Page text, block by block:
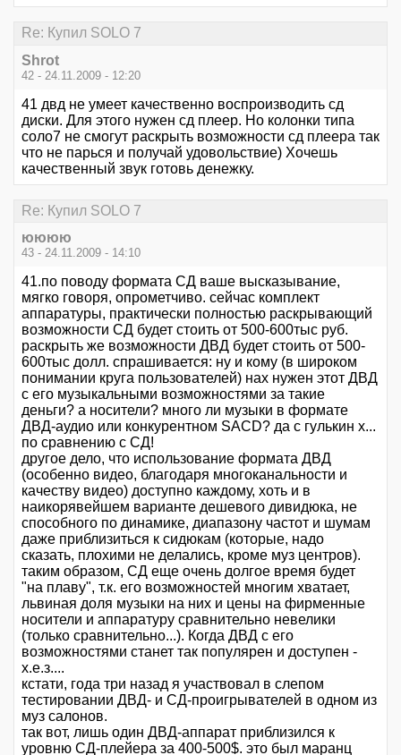
Re: Купил SOLO 7
Shrot
42 - 24.11.2009 - 12:20
41 двд не умеет качественно воспроизводить сд
диски. Для этого нужен сд плеер. Но колонки типа
соло7 не смогут раскрыть возможности сд плеера так
что не парься и получай удовольствие) Хочешь
качественный звук готовь денежку.
Re: Купил SOLO 7
юююю
43 - 24.11.2009 - 14:10
41.по поводу формата СД ваше высказывание,
мягко говоря, опрометчиво. сейчас комплект
аппаратуры, практически полностью раскрывающий
возможности СД будет стоить от 500-600тыс руб.
раскрыть же возможности ДВД будет стоить от 500-
600тыс долл. спрашивается: ну и кому (в широком
понимании круга пользователей) нах нужен этот ДВД
с его музыкальными возможностями за такие
деньги? а носители? много ли музыки в формате
ДВД-аудио или конкурентном SACD? да с гулькин х...
по сравнению с СД!
другое дело, что использование формата ДВД
(особенно видео, благодаря многоканальности и
качеству видео) доступно каждому, хоть и в
наикорявейшем варианте дешевого дивидюка, не
способного по динамике, диапазону частот и шумам
даже приблизиться к сидюкам (которые, надо
сказать, плохими не делались, кроме муз центров).
таким образом, СД еще очень долгое время будет
"на плаву", т.к. его возможностей многим хватает,
львиная доля музыки на них и цены на фирменные
носители и аппаратуру сравнительно невелики
(только сравнительно...). Когда ДВД с его
возможностями станет так популярен и доступен -
х.е.з....
кстати, года три назад я участвовал в слепом
тестировании ДВД- и СД-проигрывателей в одном из
муз салонов.
так вот, лишь один ДВД-аппарат приблизился к
уровню СД-плейера за 400-500$. это был маранц